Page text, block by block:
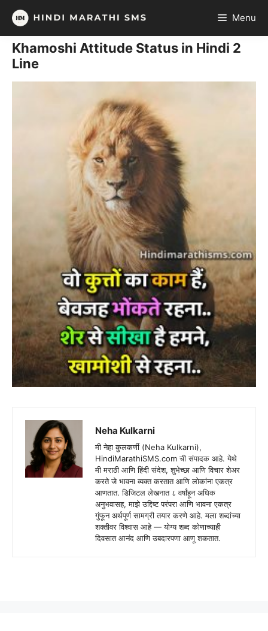
Skip
content
Menu
Khamoshi Attitude Status in Hindi 2
Line
Neha Kulkarni
मी नेहा कुलकर्णी (Neha Kulkarni),
HindiMarathiSMS.com ची संपादक आहे. येथे
मी मराठी आणि हिंदी संदेश, शुभेच्छा आणि विचार शेअर
करते जे भावना व्यक्त करतात आणि लोकांना एकत्र
आणतात. डिजिटल लेखनात ८ वर्षांहून अधिक
अनुभवासह, माझे उद्दिष्ट परंपरा आणि भावना एकत्र
गुंफून अर्थपूर्ण सामग्री तयार करणे आहे. मला शब्दांच्या
शक्तीवर विश्वास आहे — योग्य शब्द कोणाच्याही
दिवसात आनंद आणि उबदारपणा आणू शकतात.